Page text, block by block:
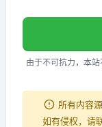
由于不可抗力，本
所有内容
如有侵权，请